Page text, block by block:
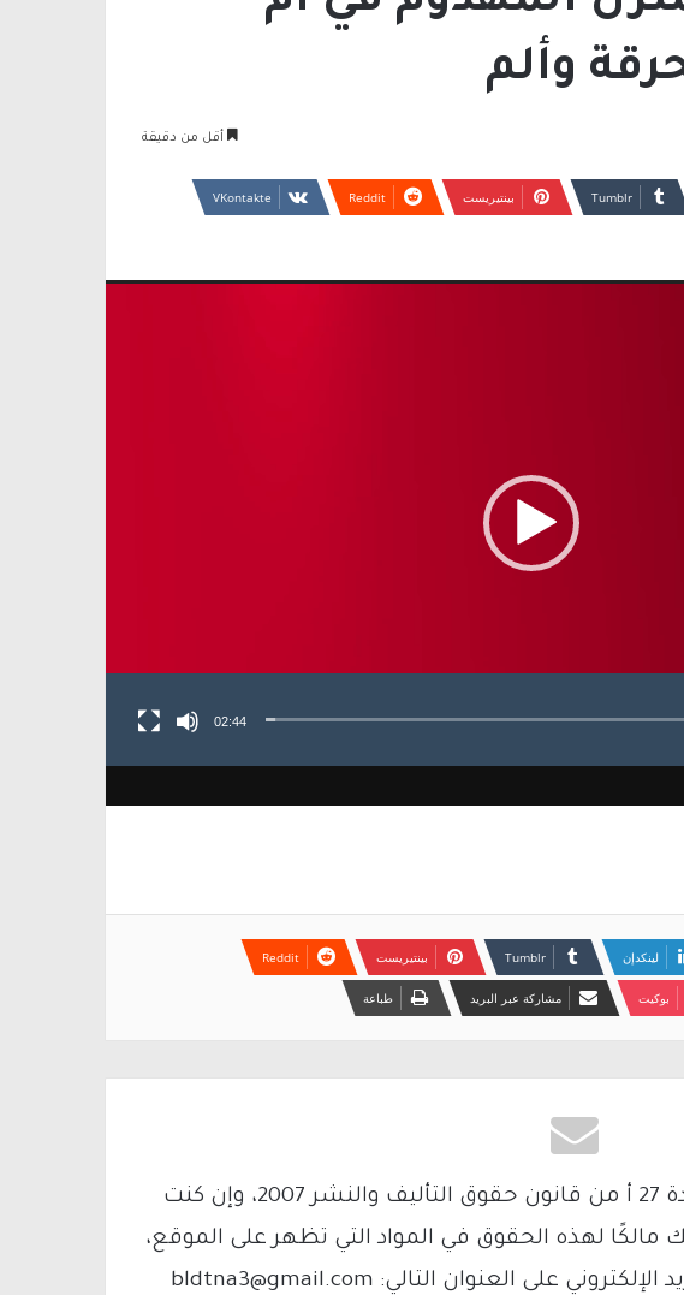
وألم
أقل من دقيقة
بينتيريست
02:44
لينكدإن بينتيريست
بوكيت مشاركة عبر البريد طباعة
يتم الاستخدام المواد وفقًا للمادة 27 أ من قانون حقوق التأليف والنشر 2007، وإن كنت
لهذه الحقوق في المواد التي تظهر على الموقع،
فيمكنك التواصل معنا عبر البريد الإلكتروني على العنوان التالي: bldtna3@gmail.com